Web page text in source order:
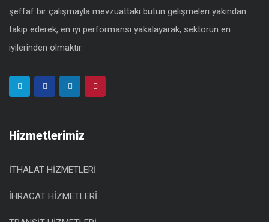
şeffaf bir çalışmayla mevzuattaki bütün gelişmeleri yakından
takip ederek, en iyi performansı yakalayarak, sektörün en
iyilerinden olmaktır.
Hizmetlerimiz
İTHALAT HİZMETLERİ
İHRACAT HİZMETLERİ